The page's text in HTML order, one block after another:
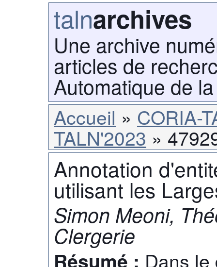
talnarchives
Une archive
articles de
Automatique de
Accueil CORIA-
TALN'2023
Annotation
utilisant les
Simon Meoni,
Clergerie
Résumé : Dans